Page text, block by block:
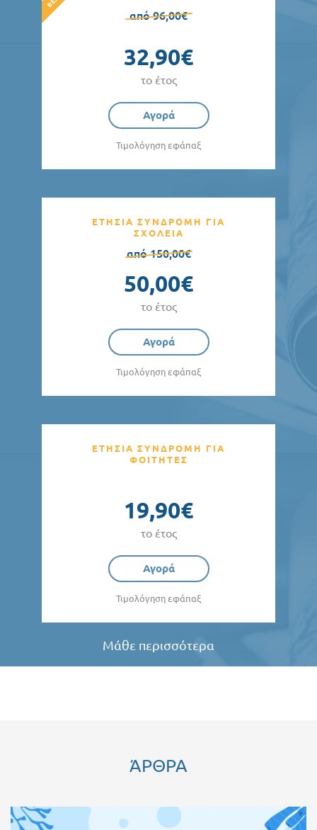
από 96,00€
32,90€
το έτος
Αγορά
Τιμολόγηση εφάπαξ
ΕΤΗΣΙΑ ΣΥΝΔΡΟΜΗ ΓΙΑ
ΣΧΟΛΕΙΑ
από 150,00€
50,00€
το έτος
Αγορά
Τιμολόγηση εφάπαξ
ΕΤΗΣΙΑ ΣΥΝΔΡΟΜΗ ΓΙΑ
ΦΟΙΤΗΤΕΣ
19,90€
το έτος
Αγορά
Τιμολόγηση εφάπαξ
Μάθε περισσότερα
ΆΡΘΡΑ